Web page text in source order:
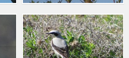
Σταχτοπετρόκλης